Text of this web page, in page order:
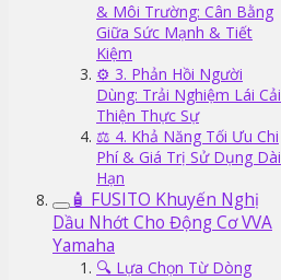
& Môi Trường: Cân Bằng
Giữa Sức Mạnh & Tiết
Kiệm
⚙️ 3. Phản Hồi Người
Dùng: Trải Nghiệm Lái Cải
Thiện Thực Sự
⚖️ 4. Khả Năng Tối Ưu Chi
Phí & Giá Trị Sử Dụng Dài
Hạn
🧴 FUSITO Khuyến Nghị
Dầu Nhớt Cho Động Cơ VVA
Yamaha
🔍 Lựa Chọn Từ Dòng